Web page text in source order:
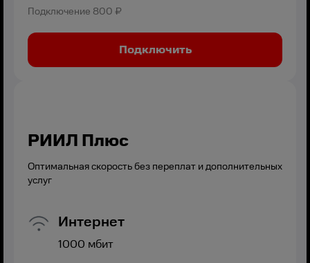
Подключение 800 ₽
Подключить
РИИЛ Плюс
Оптимальная скорость без переплат и дополнительных
услуг
Интернет
1000 мбит